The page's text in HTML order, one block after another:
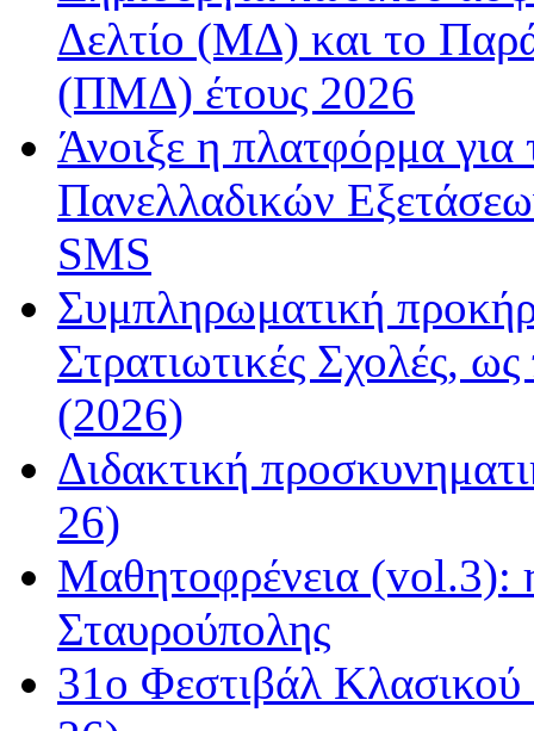
Δελτίο (ΜΔ) και το
(ΠΜΔ) έτους 2026
Άνοιξε η πλατφόρμα
Πανελλαδικών
SMS
Συμπληρωματική
Στρατιωτικές Σχολές,
(2026)
Διδακτική
26)
Μαθητοφρένεια (vol.3):
Σταυρούπολης
31ο Φεστιβάλ